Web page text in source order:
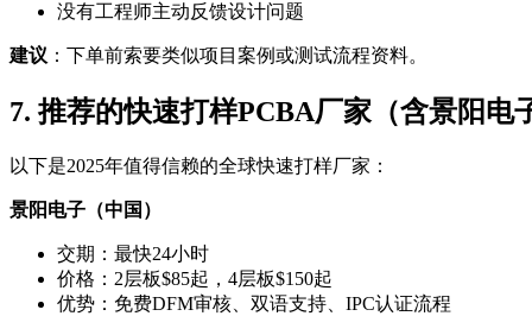
没有工程师主动反馈设计问题
建议 ：下单前索要类似项目案例或测试流程资料。
7. 推荐的快速打样PCBA厂家（含景阳电
以下是2025年值得信赖的全球快速打样厂家：
景阳电子（中国）
交期：最快24小时
价格：2层板$85起，4层板$150起
优势：免费DFM审核、双语支持、IPC认证流程